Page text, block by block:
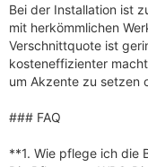
Bei der Installation ist
mit herkömmlichen
Verschnittquote ist
kosteneffizienter
um Akzente zu setzen
### FAQ
**1. Wie pflege ich die